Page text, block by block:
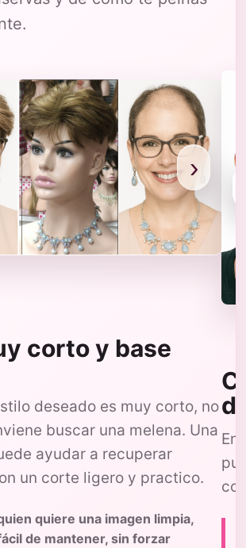
›
corto y base
deseado es muy corto, no
buscar una melena. Una
ayudar a recuperar
un corte ligero y practico.
quiere una imagen limpia,
de mantener, sin forzar
En